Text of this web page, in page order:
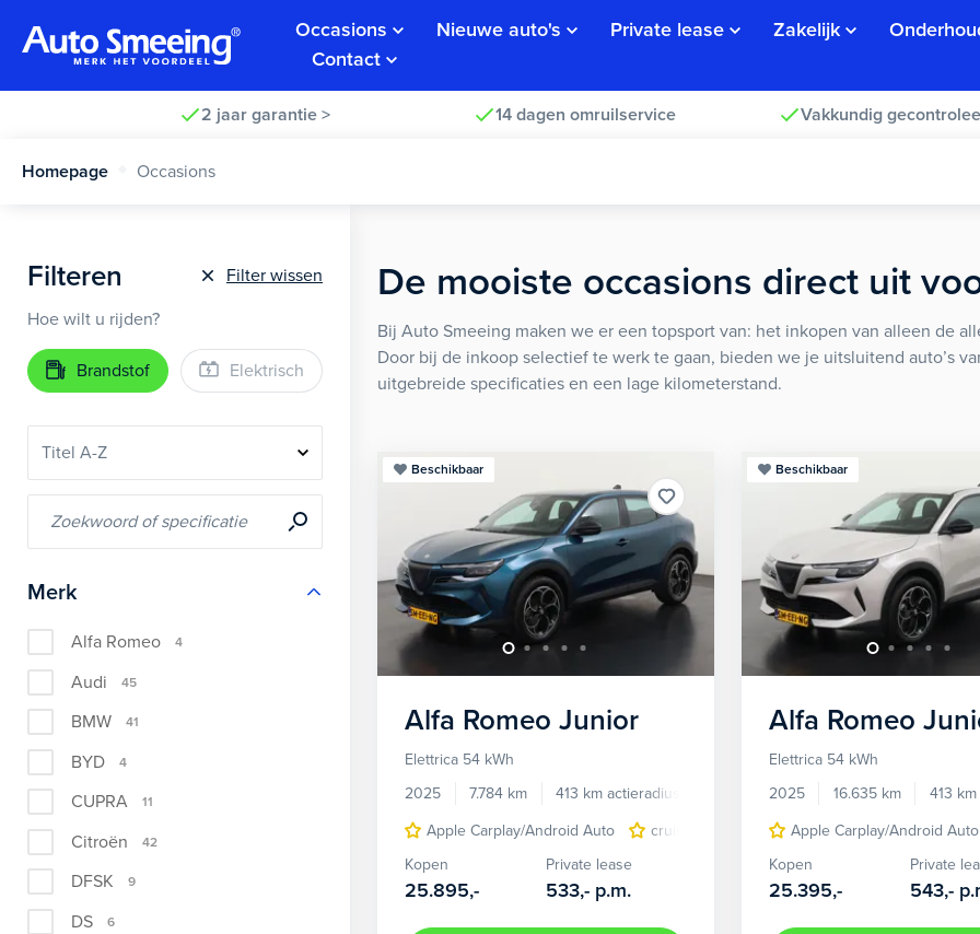
Occasions Nieuwe auto's Private lease Zakelijk
Contact
2 jaar garantie > 14 dagen omruilservice Vakkundig
Homepage Occasions
Filteren
Filter wissen
Hoe wilt u rijden?
Brandstof Elektrisch
Merk
Alfa Romeo 4
Audi 45
BMW 41
BYD 4
CUPRA 11
Citroën 42
DFSK 9
DS 6
De mooiste occasions direct uit
Bij Auto Smeeing maken we er een topsport van: het inkopen van alleen de
Door bij de inkoop selectief te werk te gaan, bieden we je uitsluitend auto’s
uitgebreide specificaties en een lage kilometerstand.
Beschikbaar
Alfa Romeo Junior
Elettrica 54 kWh
2025
7.784 km 413 km actieradius
Elektrisch
Apple Carplay/Android Auto
cruise control adaptief LED koplampen
Kopen
25.895,-
Private lease
533,- p.m.
Beschikbaar
Alfa Romeo
Elettrica 54 kWh
2025
16.635 km 413 km
Apple Carplay/Android Auto
Kopen
25.395,-
Private
543,-